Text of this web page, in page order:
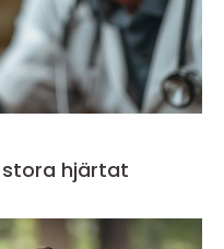
stora hjärtat